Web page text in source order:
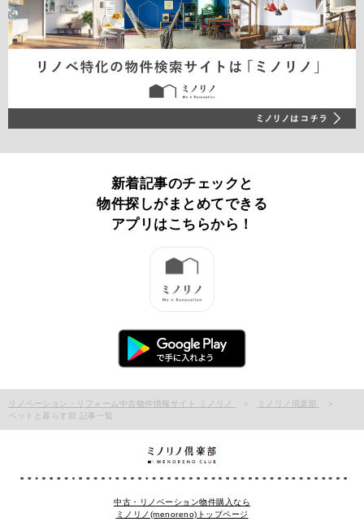
新着記事のチェックと
物件探しがまとめてできる
アプリはこちらから！
リノベーション・リフォーム中古物件情報サイト ミノリノ
ミノリノ倶楽部
ペットと暮らす部 記事一覧
中古・リノベーション物件購入なら
ミノリノ(menoreno)トップページ